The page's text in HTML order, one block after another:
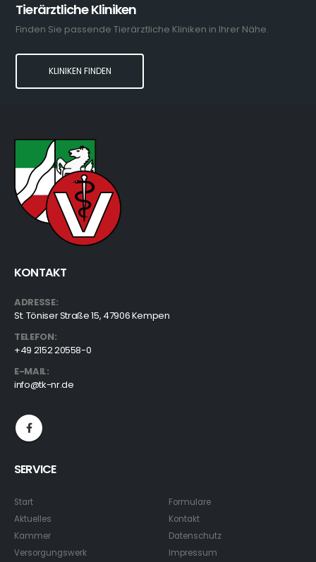
Tierärztliche Kliniken
Finden Sie passende Tierärztliche Kliniken in Ihrer Nähe.
KLINIKEN FINDEN
KONTAKT
ADRESSE:
St. Töniser Straße 15, 47906 Kempen
TELEFON:
+49 2152 20558-0
E-MAIL:
info@tk-nr.de
SERVICE
Start
Aktuelles
Kammer
Versorgungswerk
Formulare
Kontakt
Datenschutz
Impressum